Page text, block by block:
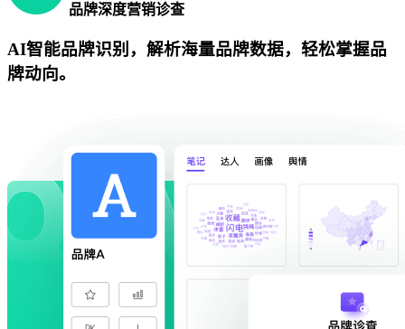
品牌深度营销诊查
AI智能品牌识别，解析海量品牌数据，轻松掌握品
牌动向。